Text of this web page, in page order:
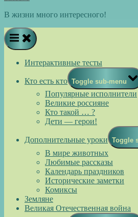
В жизни много интересного!
Интерактивные тесты
Кто есть кто Toggle sub-menu
Популярные исполнители
Великие россияне
Кто такой … ?
Дети — герои!
Дополнительные уроки Toggle
В мире животных
Любимые рассказы
Календарь праздников
Исторические заметки
Комиксы
Земляне
Великая Отечественная война